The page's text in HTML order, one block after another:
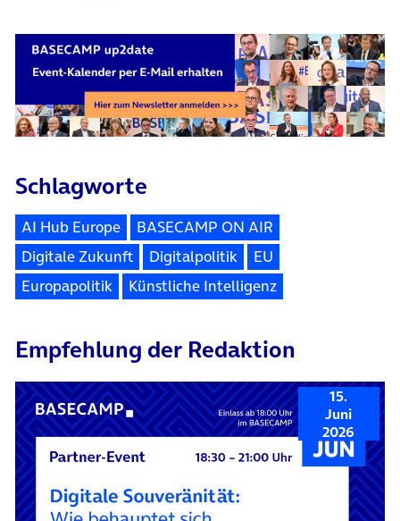
Schlagworte
AI Hub Europe
BASECAMP ON AIR
Digitale Zukunft
Digitalpolitik
EU
Europapolitik
Künstliche Intelligenz
Empfehlung der Redaktion
15.
Juni
2026